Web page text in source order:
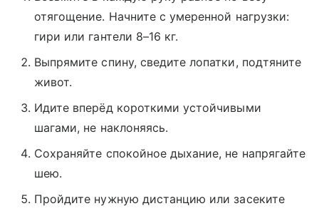
отягощение. Начните с умеренной нагрузки:
гири или гантели 8–16 кг.
Выпрямите спину, сведите лопатки, подтяните
живот.
Идите вперёд короткими устойчивыми
шагами, не наклоняясь.
Сохраняйте спокойное дыхание, не напрягайте
шею.
Пройдите нужную дистанцию или засеките